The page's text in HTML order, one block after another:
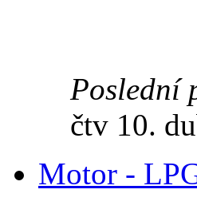
Poslední
čtv 10.
Motor -